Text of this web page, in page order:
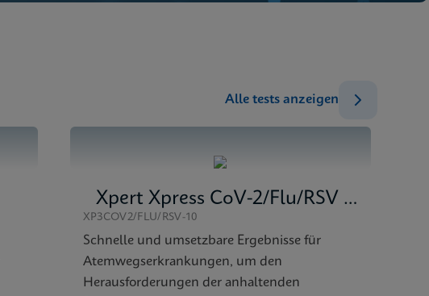
Alle tests anzeigen
Xpert Xpress CoV-2/Flu/RSV plus
XP3COV2/FLU/RSV-10
Schnelle und umsetzbare Ergebnisse für
Atemwegserkrankungen, um den
Herausforderungen der anhaltenden